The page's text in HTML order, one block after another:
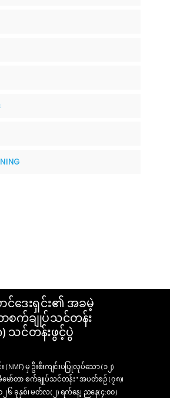
ာင်ဒေးရှင်း၏ အခမဲ့
ာစက်ချုပ်သင်တန်း
သင်တန်းဖွင့်ပွဲ
(NMF) မှ ဦးစီးကျင်းပပြုလုပ်သော (၁၂)
မော်တာ စက်ချုပ်သင်တန်း" အပတ်စဉ် (၇၈)၊
၆ ခုနှစ်၊ မတ်လ(၂) ရက်နေ့၊ ညနေ(၄:၀၀)